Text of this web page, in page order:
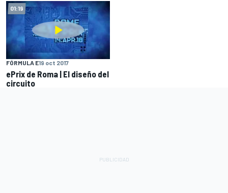
01:19
FÓRMULA E19 oct 2017
ePrix de Roma | El diseño del
circuito